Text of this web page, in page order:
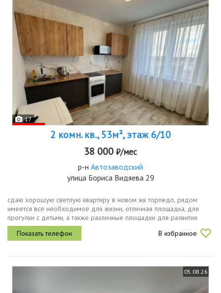
17
2 комн. кв., 53м², этаж 6/10
38 000 ₽/мес
р-н Автозаводский
улица Бориса Видяева 29
сдаю хорошую светлую квартиру в новом жк торпедо, рядом
имеется все необходимое для жизни, отличная площадка, для
прогулки с детьми, а также различные площадки для развития
ребенка, футбольное, баскетбольное поле, площадки для
физического развития...
В избранное
05.08.26